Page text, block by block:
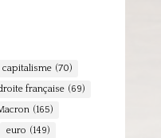
capitalisme (70)
française (69)
(165)
euro (149)